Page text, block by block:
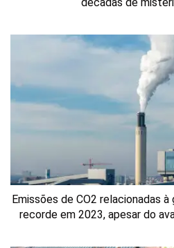
Emissões de CO2 relacionadas
recorde em 2023, apesar do